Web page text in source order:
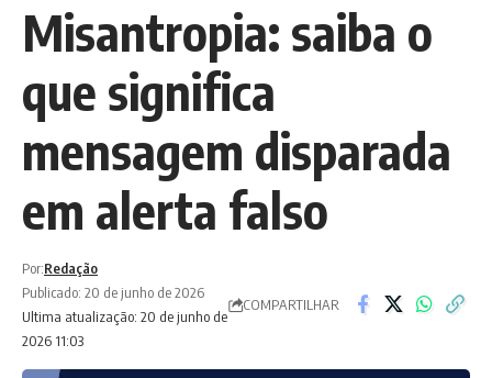
Misantropia: saiba o
que significa
mensagem disparada
em alerta falso
Ultima atualização: 20 de junho de
2026 11:03
Por:Redação
Publicado: 20 de junho de 2026
COMPARTILHAR